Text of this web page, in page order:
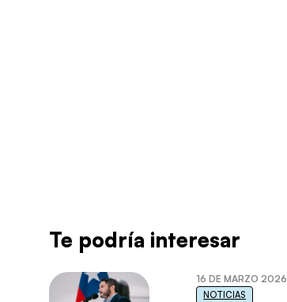
Te podría interesar
16 DE MARZO 2026
NOTICIAS